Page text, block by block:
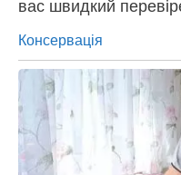
вас швидкий
Категорії
Консервація